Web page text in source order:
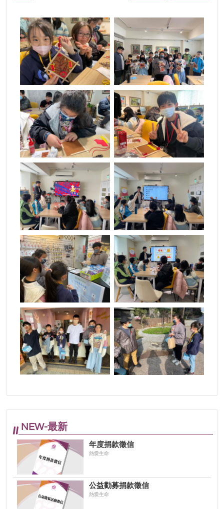
NEW-最新
年度捐款徵信
熱愛生命
公益勸募捐款徵信
熱愛生命